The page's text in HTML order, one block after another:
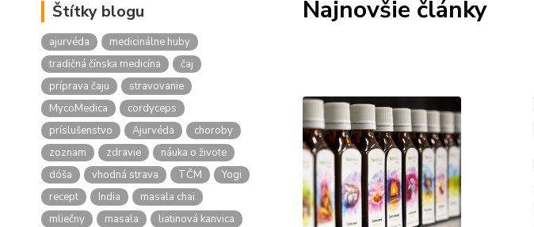
Štítky blogu
ajurvéda
medicinálne huby
tradičná čínska medicína
čaj
príprava čaju
stravovanie
MycoMedica
cordyceps
príslušenstvo
Ajurvéda
choroby
zoznam
zdravie
náuka o živote
dóša
vhodná strava TČM
Yogi
recept
India
masala chai
mliečny
masala
liatinová kanvica
Najnovšie články